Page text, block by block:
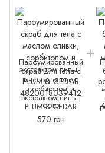
Парфумированный
скраб для тела с
маслом оливки,
сорбитолом и
экстрактом липы |
PLUM & CEDAR
570 грн